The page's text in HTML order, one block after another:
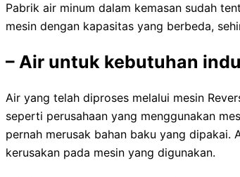
Pabrik air minum dalam kemasan sudah
mesin dengan kapasitas yang berbeda,
– Air untuk kebutuhan
Air yang telah diproses melalui mesin
seperti perusahaan yang menggunakan
pernah merusak bahan baku yang
kerusakan pada mesin yang digunakan.